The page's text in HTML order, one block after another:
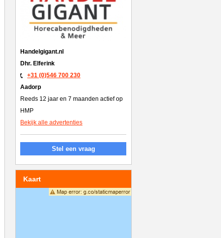
Handelgigant.nl
Dhr. Elferink
+31 (0)546 700 230
Aadorp
Reeds 12 jaar en 7 maanden actief op
HMP
Bekijk alle advertenties
Stel een vraag
Kaart